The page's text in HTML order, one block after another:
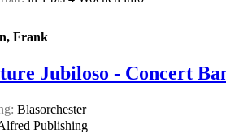
Frank
Jubiloso - Concert
Blasorchester
Publishing